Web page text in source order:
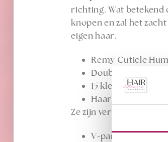
richting. Wat betekend
knopen en zal het
eigen haar.
Remy Cuticle
Double Drawn
15 kleuren op
Haar stijl is
Ze zijn verkrijgbaar in
V-part is ± 15cm